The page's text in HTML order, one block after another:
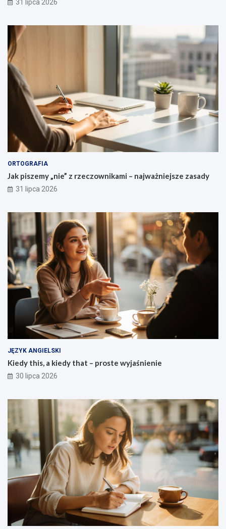
o
u
m
z
c
z
e
31 lipca 2026
ORTOGRAFIA
Jak piszemy „nie” z rzeczownikami – najważniejsze zasady
31 lipca 2026
JĘZYK ANGIELSKI
Kiedy this, a kiedy that – proste wyjaśnienie
30 lipca 2026